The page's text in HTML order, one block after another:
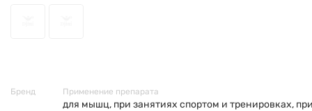
Бренд Применение препарата
для мышц, при занятиях спортом и тренировках,